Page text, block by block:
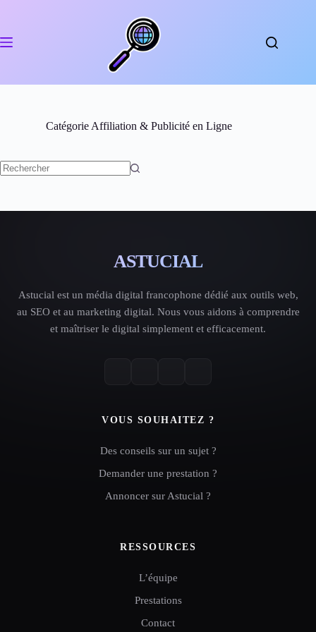
Catégorie Affiliation & Publicité en Ligne
ASTUCIAL
Astucial est un média digital francophone dédié aux outils web,
au SEO et au marketing digital. Nous vous aidons à comprendre
et maîtriser le digital simplement et efficacement.
VOUS SOUHAITEZ ?
Des conseils sur un sujet ?
Demander une prestation ?
Annoncer sur Astucial ?
RESSOURCES
L’équipe
Prestations
Contact